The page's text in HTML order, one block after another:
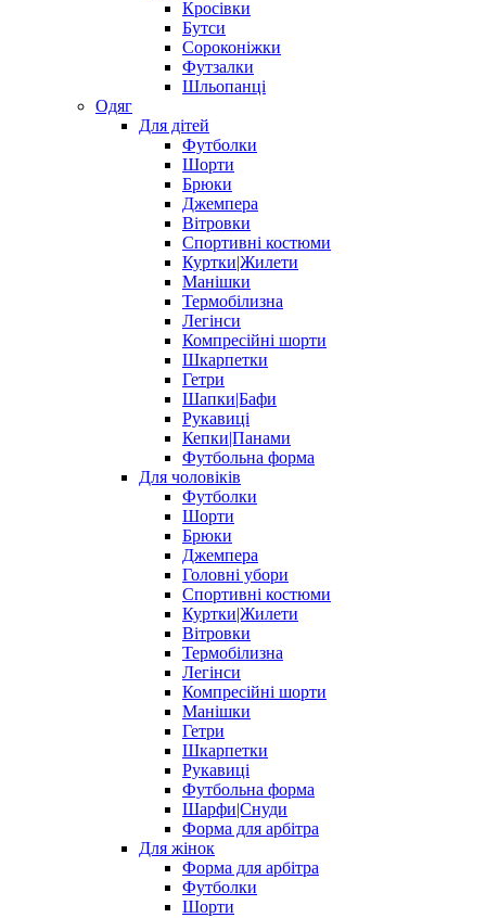
Кросівки
Бутси
Сороконіжки
Футзалки
Шльопанці
Одяг
Для дітей
Футболки
Шорти
Брюки
Джемпера
Вітровки
Спортивні костюми
Куртки|Жилети
Манішки
Термобілизна
Легінси
Компресійні шорти
Шкарпетки
Гетри
Шапки|Бафи
Рукавиці
Кепки|Панами
Футбольна форма
Для чоловіків
Футболки
Шорти
Брюки
Джемпера
Головні убори
Спортивні костюми
Куртки|Жилети
Вітровки
Термобілизна
Легінси
Компресійні шорти
Манішки
Гетри
Шкарпетки
Рукавиці
Футбольна форма
Шарфи|Снуди
Форма для арбітра
Для жінок
Форма для арбітра
Футболки
Шорти